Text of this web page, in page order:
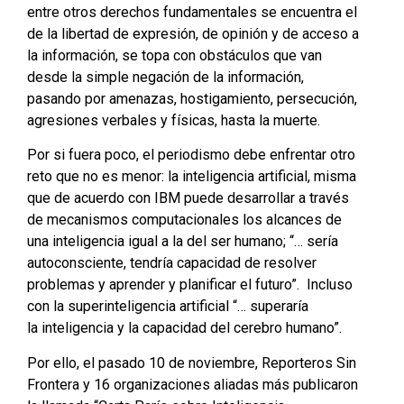
entre otros derechos fundamentales se encuentra el
de la libertad de expresión, de opinión y de acceso a
la información, se topa con obstáculos que van
desde la simple negación de la información,
pasando por amenazas, hostigamiento, persecución,
agresiones verbales y físicas, hasta la muerte.
Por si fuera poco, el periodismo debe enfrentar otro
reto que no es menor: la inteligencia artificial, misma
que de acuerdo con IBM puede desarrollar a través
de mecanismos computacionales los alcances de
una inteligencia igual a la del ser humano; “… sería
autoconsciente, tendría capacidad de resolver
problemas y aprender y planificar el futuro”. Incluso
con la superinteligencia artificial “… superaría
la inteligencia y la capacidad del cerebro humano”.
Por ello, el pasado 10 de noviembre, Reporteros Sin
Frontera y 16 organizaciones aliadas más publicaron